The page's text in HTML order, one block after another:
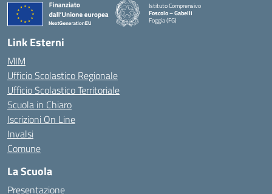
Istituto Comprensivo
Foscolo – Gabelli
Foggia (FG)
— Visita la pagina iniziale della scuola
Link Esterni
MIM
Ufficio Scolastico Regionale
Ufficio Scolastico Territoriale
Scuola in Chiaro
Iscrizioni On Line
Invalsi
Comune
La Scuola
Presentazione